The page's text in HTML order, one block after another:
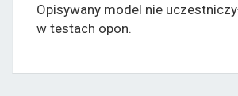
Opisywany model nie
w testach opon.